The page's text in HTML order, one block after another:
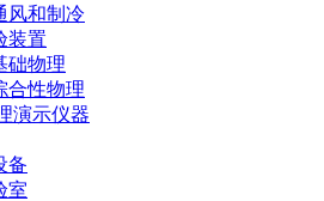
风和制冷
装置
础物理
合性物理
演示仪器
备
室